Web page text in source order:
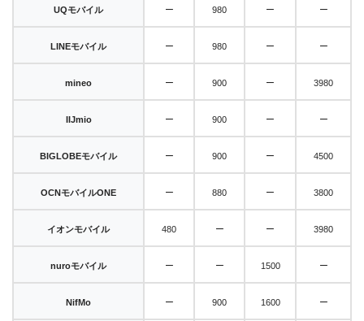
UQモバイル – 980 – –
LINEモバイル – 980 – –
mineo – 900 – 3980
IIJmio – 900 – –
BIGLOBEモバイル – 900 – 4500
OCNモバイルONE – 880 – 3800
イオンモバイル 480 – – 3980
nuroモバイル – – 1500 –
NifMo – 900 1600 –